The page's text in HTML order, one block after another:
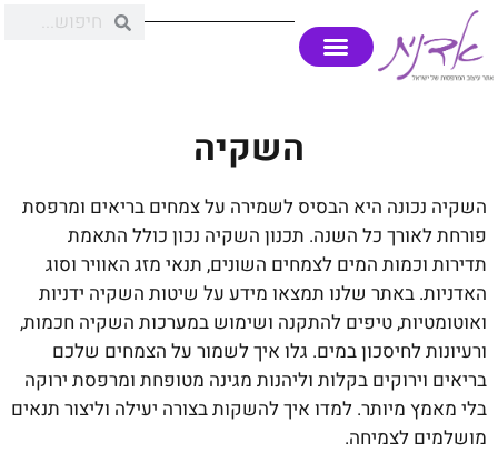
השקיה
השקיה נכונה היא הבסיס לשמירה על צמחים בריאים ומרפסת
פורחת לאורך כל השנה. תכנון השקיה נכון כולל התאמת
תדירות וכמות המים לצמחים השונים, תנאי מזג האוויר וסוג
האדניות. באתר שלנו תמצאו מידע על שיטות השקיה ידניות
ואוטומטיות, טיפים להתקנה ושימוש במערכות השקיה חכמות,
ורעיונות לחיסכון במים. גלו איך לשמור על הצמחים שלכם
בריאים וירוקים בקלות וליהנות מגינה מטופחת ומרפסת ירוקה
בלי מאמץ מיותר. למדו איך להשקות בצורה יעילה וליצור תנאים
מושלמים לצמיחה.